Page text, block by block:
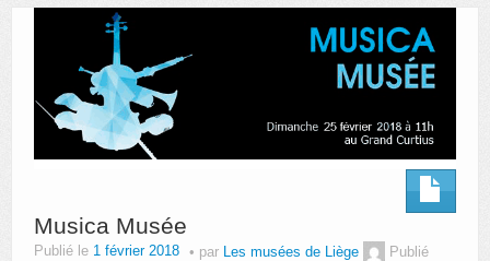
Musica Musée
Publié le 1 février 2018 par Les musées de Liège
Publié